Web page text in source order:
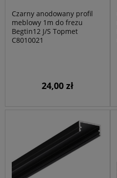
Czarny anodowany profil
meblowy 1m do frezu
Begtin12 J/S Topmet
C8010021
24,00 zł